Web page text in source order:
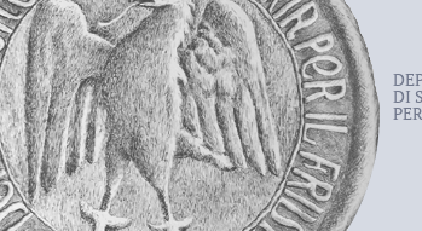
DI